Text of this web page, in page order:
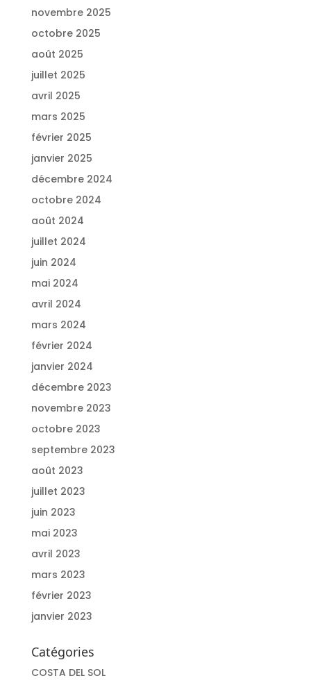
novembre 2025
octobre 2025
août 2025
juillet 2025
avril 2025
mars 2025
février 2025
janvier 2025
décembre 2024
octobre 2024
août 2024
juillet 2024
juin 2024
mai 2024
avril 2024
mars 2024
février 2024
janvier 2024
décembre 2023
novembre 2023
octobre 2023
septembre 2023
août 2023
juillet 2023
juin 2023
mai 2023
avril 2023
mars 2023
février 2023
janvier 2023
Catégories
COSTA DEL SOL